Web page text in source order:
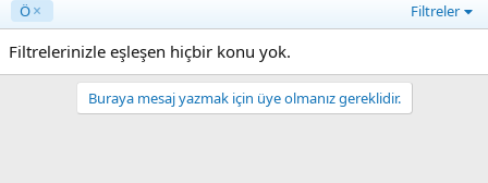
Ö Filtreler
Filtrelerinizle eşleşen hiçbir konu yok.
Buraya mesaj yazmak için üye olmanız gereklidir.